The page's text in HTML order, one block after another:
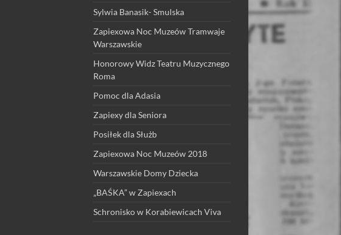
Sylwia Banasik- Smulska
Zapiexowa Noc Muzeów Tramwaje
Warszawskie
Honorowy Widz Teatru Muzycznego
Roma
Pomoc dla Adasia
Zapiexy dla Seniora
Posiłek dla Służb
Zapiexowa Noc Muzeów 2018
Warszawskie Domy Dziecka
„BAŚKA” w Zapiexach
Schronisko w Korabiewicach Viva